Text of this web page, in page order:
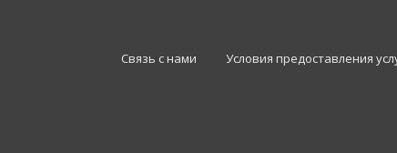
Связь с нами Условия предоставления